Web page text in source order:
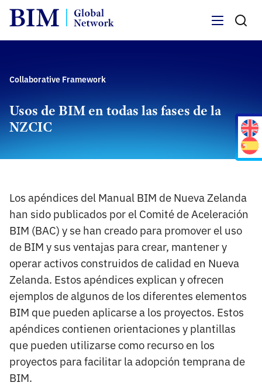
Collaborative Framework
Usos de BIM en todas las fases de la
NZCIC
Los apéndices del Manual BIM de Nueva Zelanda
han sido publicados por el Comité de Aceleración
BIM (BAC) y se han creado para promover el uso
de BIM y sus ventajas para crear, mantener y
operar activos construidos de calidad en Nueva
Zelanda. Estos apéndices explican y ofrecen
ejemplos de algunos de los diferentes elementos
BIM que pueden aplicarse a los proyectos. Estos
apéndices contienen orientaciones y plantillas
que pueden utilizarse como recurso en los
proyectos para facilitar la adopción temprana de
BIM.